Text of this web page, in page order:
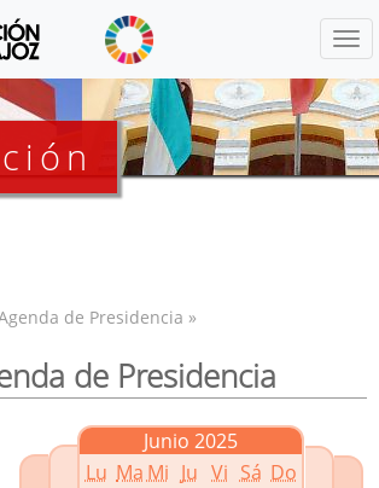
de Presidencia »
de Presidencia
Junio 2025
Lu Ma Mi Ju Vi Sá Do